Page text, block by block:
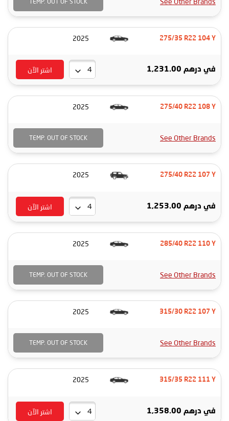
275/35 R22 104 Y
2025
في درهم 1,231.00 اشتر الآن
275/40 R22 108 Y
2025
See Other Brands
TEMP. OUT OF STOCK
275/40 R22 107 Y
2025
في درهم 1,253.00 اشتر الآن
285/40 R22 110 Y
2025
See Other Brands
TEMP. OUT OF STOCK
315/30 R22 107 Y
2025
See Other Brands
TEMP. OUT OF STOCK
315/35 R22 111 Y
2025
في درهم 1,358.00 اشتر الآن